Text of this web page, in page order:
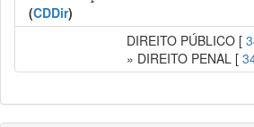
(CDDir)
DIREITO PÚBLICO [
» DIREITO PENAL [